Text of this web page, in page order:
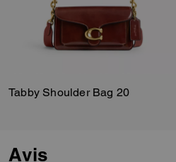
Tabby Shoulder Bag 20
Avis